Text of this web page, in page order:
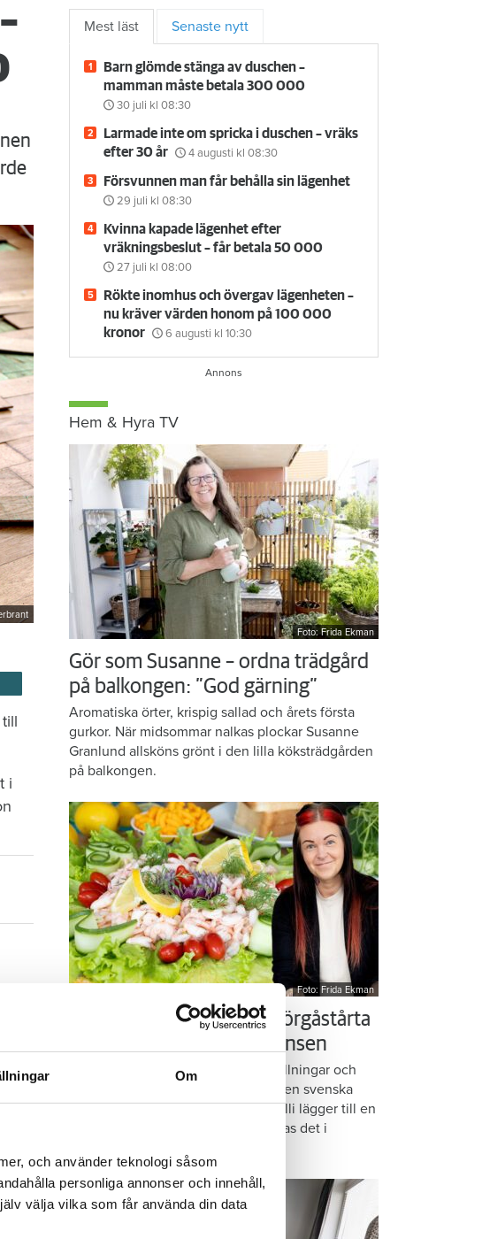
Om
och använder teknologi såsom
personliga annonser och innehåll,
välja vilka som får använda din data
i
Mest läst Senaste nytt
Barn glömde stänga av duschen –
mamman måste betala 300 000
30 juli kl 08:30
Larmade inte om spricka i duschen – vräks
efter 30 år
4 augusti kl 08:30
Försvunnen man får behålla sin lägenhet
29 juli kl 08:30
Kvinna kapade lägenhet efter
vräkningsbeslut – får betala 50 000
27 juli kl 08:00
Rökte inomhus och övergav lägenheten –
nu kräver värden honom på 100 000
kronor
6 augusti kl 10:30
Hem & Hyra TV
Foto: Frida Ekman
Gör som Susanne – ordna trädgård
på balkongen: ”God gärning”
Aromatiska örter, krispig sallad och årets första
gurkor. När midsommar nalkas plockar Susanne
Granlund allsköns grönt i den lilla köksträdgården
på balkongen.
Foto: Frida Ekman
Messi älskar Victorias smörgåstårta
– trots den galna ingrediensen
Formbrödsskivor i rader, krämiga fyllningar och
krispiga grönsaker. Det är basen i den svenska
klassikern smörgåstårta. Victoria Lalli lägger till en
specialingrediens – och ändå vattnas det i